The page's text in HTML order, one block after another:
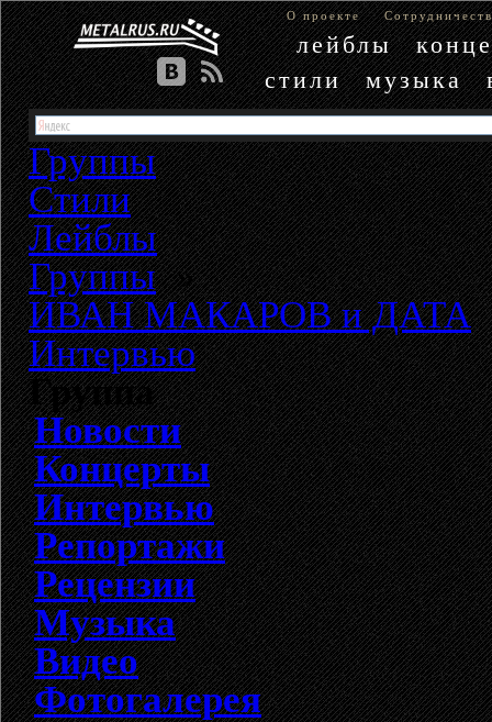
О проекте
лейблы
стили
музыка
Группы
Стили
Лейблы
Группы»
ИВАН МАКАРОВ и ДАТА
Интервью
Группа
Новости
Концерты
Интервью
Репортажи
Рецензии
Музыка
Видео
Фотогалерея